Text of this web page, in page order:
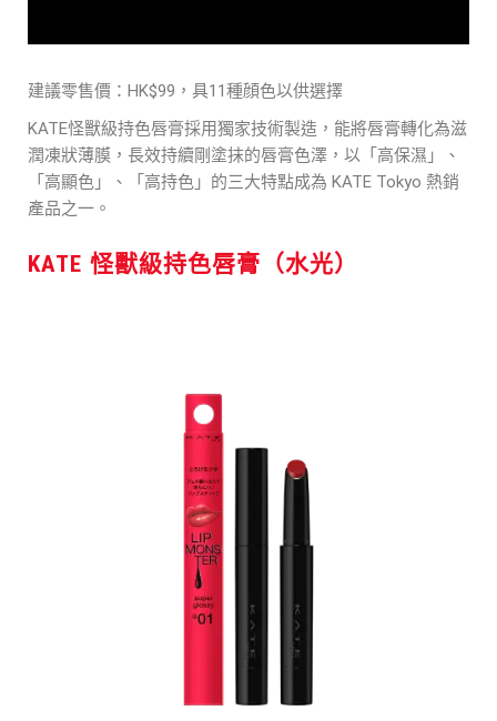
建議零售價：HK$99，具11種顔色以供選擇
KATE怪獸級持色唇膏採用獨家技術製造，能將唇膏轉化為滋
潤凍狀薄膜，長效持續剛塗抹的唇膏色澤，以「高保濕」、
「高顯色」、「高持色」的三大特點成為 KATE Tokyo 熱銷
產品之一。
KATE 怪獸級持色唇膏（水光）